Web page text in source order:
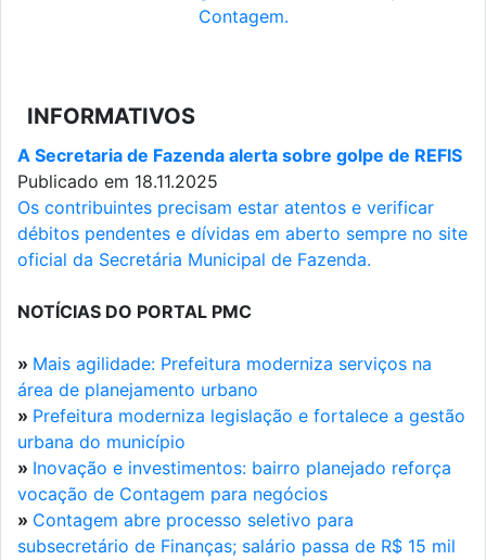
Contagem.
INFORMATIVOS
A Secretaria de Fazenda alerta sobre golpe de REFIS
Publicado em 18.11.2025
Os contribuintes precisam estar atentos e verificar
débitos pendentes e dívidas em aberto sempre no site
oficial da Secretária Municipal de Fazenda.
NOTÍCIAS DO PORTAL PMC
» Mais agilidade: Prefeitura moderniza serviços na
área de planejamento urbano
» Prefeitura moderniza legislação e fortalece a gestão
urbana do município
» Inovação e investimentos: bairro planejado reforça
vocação de Contagem para negócios
» Contagem abre processo seletivo para
subsecretário de Finanças; salário passa de R$ 15 mil